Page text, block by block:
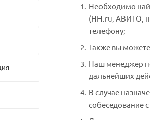
Необходимо
(HH.ru, АВИТО,
телефону;
Также вы
Наш менеджер
дальнейших
В случае
собеседование